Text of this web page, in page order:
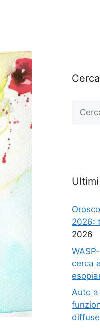
Ricerca
2026:
2026
cerca
Auto a
diffuse